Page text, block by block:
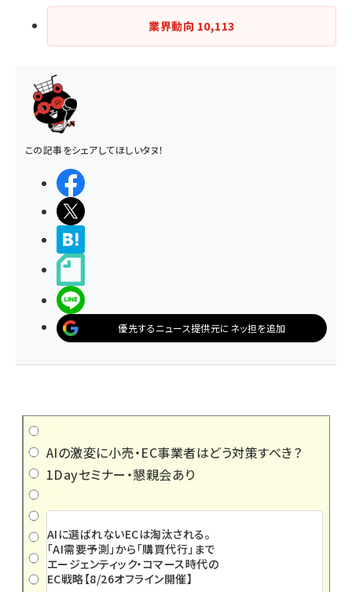
業界動向 10,113
この記事をシェアしてほしいタヌ！
優先するニュース提供元にネッ担を追加
AIの激変に小売・EC事業者はどう対策すべき？
1Dayセミナー・懇親会あり
AIに選ばれないECは淘汰される。
「AI需要予測」から「購買代行」まで
エージェンティック・コマース時代の
EC戦略【8/26オフライン開催】